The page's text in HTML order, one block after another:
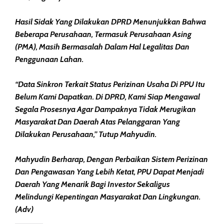
Hasil Sidak Yang Dilakukan DPRD Menunjukkan Bahwa
Beberapa Perusahaan, Termasuk Perusahaan Asing
(PMA), Masih Bermasalah Dalam Hal Legalitas Dan
Penggunaan Lahan.
“Data Sinkron Terkait Status Perizinan Usaha Di PPU Itu
Belum Kami Dapatkan. Di DPRD, Kami Siap Mengawal
Segala Prosesnya Agar Dampaknya Tidak Merugikan
Masyarakat Dan Daerah Atas Pelanggaran Yang
Dilakukan Perusahaan,” Tutup Mahyudin.
Mahyudin Berharap, Dengan Perbaikan Sistem Perizinan
Dan Pengawasan Yang Lebih Ketat, PPU Dapat Menjadi
Daerah Yang Menarik Bagi Investor Sekaligus
Melindungi Kepentingan Masyarakat Dan Lingkungan.
(Adv)